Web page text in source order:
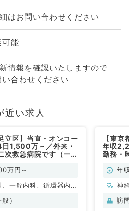
はお問い合わせください
可能
情報を確認いたしますので
い合わせください
近い求人
立区】当直・オンコー
日1,500万～／外来・
次救急病院です（一般
万円～
、一般内科、循環器内
器内科、消化器内科、内
）
【東
年収
勤務・
ール年
神
形
訪